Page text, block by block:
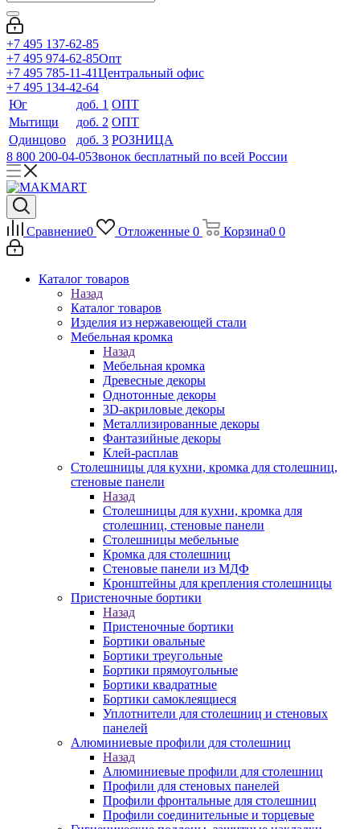
+7 495 137-62-85
+7 495 974-62-85Опт
+7 495 785-11-41Центральный офис
+7 495 134-42-64
Юг
доб. 1 ОПТ
Мытищи
доб. 2 ОПТ
Одинцово
доб. 3 РОЗНИЦА
8 800 200-04-05Звонок бесплатный по всей России
Сравнение0 Отложенные 0 Корзина0 0
Каталог товаров
Назад
Каталог товаров
Изделия из нержавеющей стали
Мебельная кромка
Назад
Мебельная кромка
Древесные декоры
Однотонные декоры
3D-акриловые декоры
Металлизированные декоры
Фантазийные декоры
Клей-расплав
Столешницы для кухни, кромка для столешниц,
стеновые панели
Назад
Столешницы для кухни, кромка для
столешниц, стеновые панели
Столешницы мебельные
Кромка для столешниц
Стеновые панели из МДФ
Кронштейны для крепления столешницы
Пристеночные бортики
Назад
Пристеночные бортики
Бортики овальные
Бортики треугольные
Бортики прямоугольные
Бортики квадратные
Бортики самоклеящиеся
Уплотнители для столешниц и стеновых
панелей
Алюминиевые профили для столешниц
Назад
Алюминиевые профили для столешниц
Профили для стеновых панелей
Профили фронтальные для столешниц
Профили соединительные и торцевые